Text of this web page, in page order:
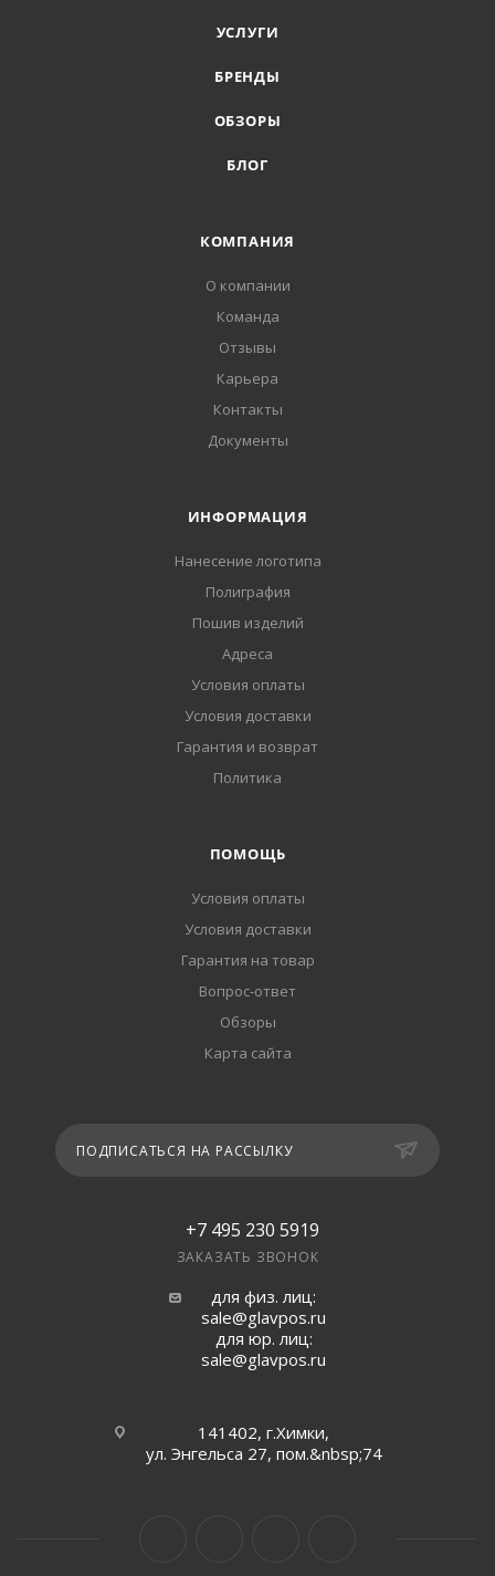
УСЛУГИ
БРЕНДЫ
ОБЗОРЫ
БЛОГ
КОМПАНИЯ
О компании
Команда
Отзывы
Карьера
Контакты
Документы
ИНФОРМАЦИЯ
Нанесение логотипа
Полиграфия
Пошив изделий
Адреса
Условия оплаты
Условия доставки
Гарантия и возврат
Политика
ПОМОЩЬ
Условия оплаты
Условия доставки
Гарантия на товар
Вопрос-ответ
Обзоры
Карта сайта
ПОДПИСАТЬСЯ НА РАССЫЛКУ
+7 495 230 5919
ЗАКАЗАТЬ ЗВОНОК
для физ. лиц:
sale@glavpos.ru
для юр. лиц:
sale@glavpos.ru
141402, г.Химки,
ул. Энгельса 27, пом.&nbsp;74